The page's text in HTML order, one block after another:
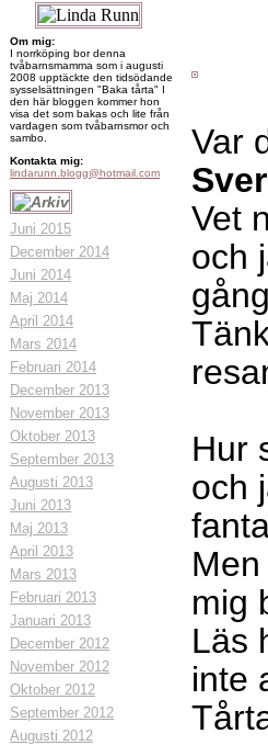
Om mig:
I norrköping bor denna
tvåbarnsmamma som i augusti
2008 upptäckte den tidsödande
sysselsättningen "Baka tårta" I
den här bloggen kommer hon
visa det som bakas och lite från
vardagen som tvåbarnsmor och
sambo.
Kontakta mig:
lindarunn.blogg@hotmail.com
Juni 2015
December 2014
Juni 2014
Maj 2014
April 2014
Mars 2014
Februari 2014
December 2013
November 2013
Oktober 2013
September 2013
Augusti 2013
Juni 2013
Maj 2013
April 2013
Mars 2013
Februari 2013
Januari 2013
December 2012
November 2012
Oktober 2012
September 2012
Augusti 2012
Var
Vet
och
Hur
och
mig
Läs
inte